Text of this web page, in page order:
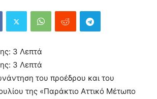
3 Λεπτά
3 Λεπτά
του προέδρου και του
της «Παράκτιο Αττικό Μέτωπο